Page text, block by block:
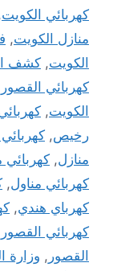
كهربائي الكويت
منازل الكويت,
الكويت, كشف
كهربائي القصور
الكويت,
رخيص,
منازل, كهربائي
كهربائي مناول,
كهرباي هندي,
كهربائي القصور
القصور , وزارة